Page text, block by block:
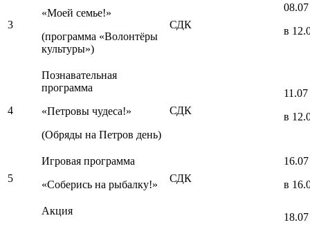
3
«Моей семье!»
(программа «Волонтёры
культуры»)
СДК
08.07
в
4
Познавательная
программа
«Петровы чудеса!»
(Обряды на Петров день)
СДК
11.07
в
5
Игровая программа
«Соберись на рыбалку!»
СДК
16.07
в
Акция
18.07